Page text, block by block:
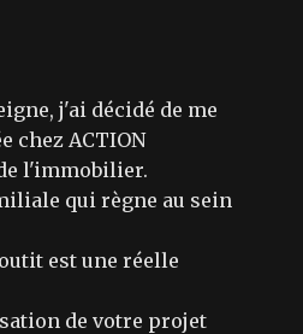
j'ai décidé de me
chez ACTION
l'immobilier.
qui règne au sein
est une réelle
de votre projet